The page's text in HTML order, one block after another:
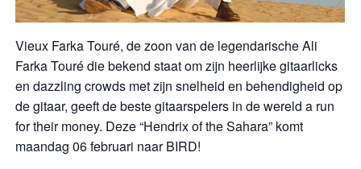
Vieux Farka Touré, de zoon van de legendarische Ali
Farka Touré die bekend staat om zijn heerlijke gitaarlicks
en dazzling crowds met zijn snelheid en behendigheid op
de gitaar, geeft de beste gitaarspelers in de wereld a run
for their money. Deze “Hendrix of the Sahara” komt
maandag 06 februari naar BIRD!